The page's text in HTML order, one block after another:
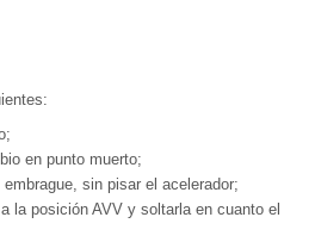
en punto muerto;
sin pisar el acelerador;
la posición AVV y soltarla en cuanto el